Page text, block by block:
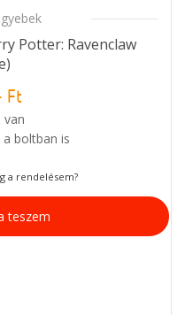
Potter: Ravenclaw
Ft
van
boltban is
a rendelésem?
teszem